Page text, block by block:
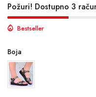
Požuri! Dostupno 3
Bestseller
Boja